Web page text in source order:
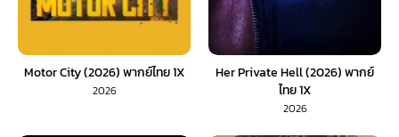
Motor City (2026) พากย์ไทย 1X
2026
Her Private Hell (2026) พากย์
ไทย 1X
2026